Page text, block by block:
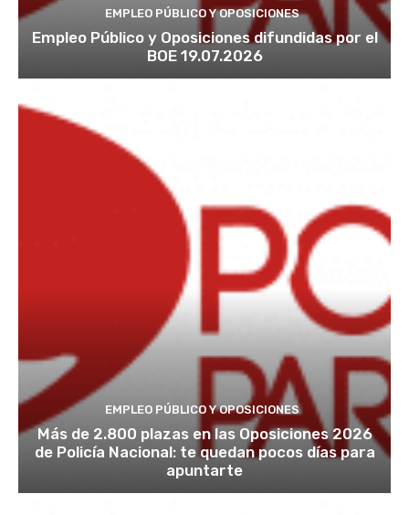
EMPLEO PÚBLICO Y OPOSICIONES
Empleo Público y Oposiciones difundidas por el
BOE 19.07.2026
EMPLEO PÚBLICO Y OPOSICIONES
Más de 2.800 plazas en las Oposiciones 2026
de Policía Nacional: te quedan pocos días para
apuntarte